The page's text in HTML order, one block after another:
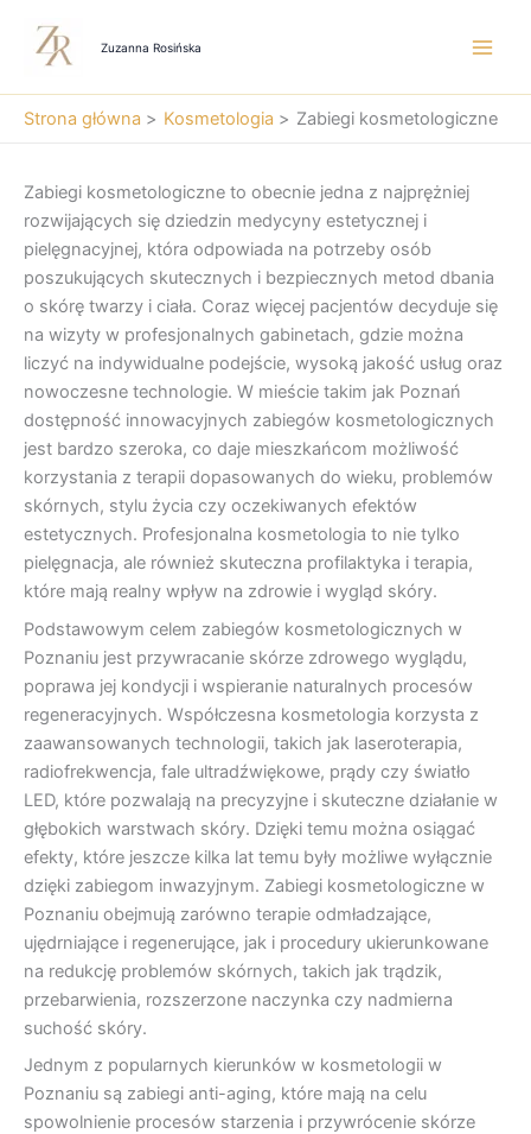
Zuzanna Rosińska
Strona główna Kosmetologia Zabiegi kosmetologiczne
Zabiegi kosmetologiczne to obecnie jedna z najprężniej
rozwijających się dziedzin medycyny estetycznej i
pielęgnacyjnej, która odpowiada na potrzeby osób
poszukujących skutecznych i bezpiecznych metod dbania
o skórę twarzy i ciała. Coraz więcej pacjentów decyduje się
na wizyty w profesjonalnych gabinetach, gdzie można
liczyć na indywidualne podejście, wysoką jakość usług oraz
nowoczesne technologie. W mieście takim jak Poznań
dostępność innowacyjnych zabiegów kosmetologicznych
jest bardzo szeroka, co daje mieszkańcom możliwość
korzystania z terapii dopasowanych do wieku, problemów
skórnych, stylu życia czy oczekiwanych efektów
estetycznych. Profesjonalna kosmetologia to nie tylko
pielęgnacja, ale również skuteczna profilaktyka i terapia,
które mają realny wpływ na zdrowie i wygląd skóry.
Podstawowym celem zabiegów kosmetologicznych w
Poznaniu jest przywracanie skórze zdrowego wyglądu,
poprawa jej kondycji i wspieranie naturalnych procesów
regeneracyjnych. Współczesna kosmetologia korzysta z
zaawansowanych technologii, takich jak laseroterapia,
radiofrekwencja, fale ultradźwiękowe, prądy czy światło
LED, które pozwalają na precyzyjne i skuteczne działanie w
głębokich warstwach skóry. Dzięki temu można osiągać
efekty, które jeszcze kilka lat temu były możliwe wyłącznie
dzięki zabiegom inwazyjnym. Zabiegi kosmetologiczne w
Poznaniu obejmują zarówno terapie odmładzające,
ujędrniające i regenerujące, jak i procedury ukierunkowane
na redukcję problemów skórnych, takich jak trądzik,
przebarwienia, rozszerzone naczynka czy nadmierna
suchość skóry.
Jednym z popularnych kierunków w kosmetologii w
Poznaniu są zabiegi anti-aging, które mają na celu
spowolnienie procesów starzenia i przywrócenie skórze